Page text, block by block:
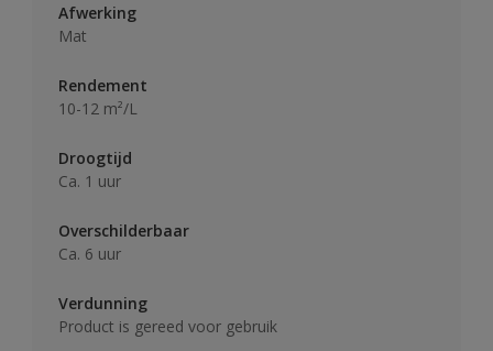
Afwerking
Mat
Rendement
10-12 m²/L
Droogtijd
Ca. 1 uur
Overschilderbaar
Ca. 6 uur
Verdunning
Product is gereed voor gebruik